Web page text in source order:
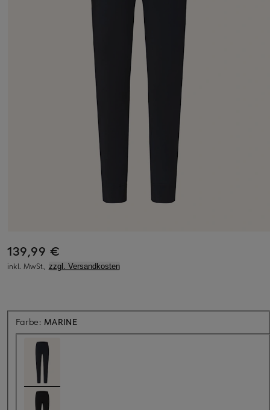
139,99 €
inkl. MwSt., zzgl. Versandkosten
Farbe: MARINE